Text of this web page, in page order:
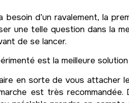
d’un ravalement, la
une telle question dans la
de se lancer.
est la meilleure
en sorte de vous attacher
est très